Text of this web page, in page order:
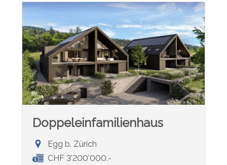
Doppeleinfamilienhaus
Egg b. Zürich
CHF 3'200'000.-